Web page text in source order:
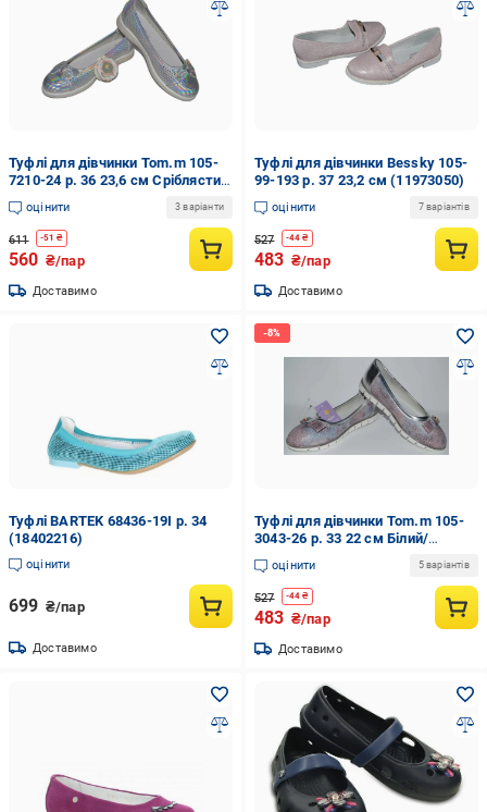
Туфлі для дівчинки Tom.m 105-
7210-24 р. 36 23,6 см Сріблястий
(105-7210-24-36)
оцінити 3 варіанти
611 -51 ₴
560 ₴/пар
Доставимо
Туфлі для дівчинки Bessky 105-
99-193 р. 37 23,2 см (11973050)
оцінити 7 варіантів
527 -44 ₴
483 ₴/пар
Доставимо
Туфлі BARTEK 68436-19I р. 34
(18402216)
оцінити
699 ₴/пар
Доставимо
Туфлі для дівчинки Tom.m 105-
3043-26 р. 33 22 см Білий/
Рожевий (105-3043-26-33)
оцінити 5 варіантів
527 -44 ₴
483 ₴/пар
Доставимо